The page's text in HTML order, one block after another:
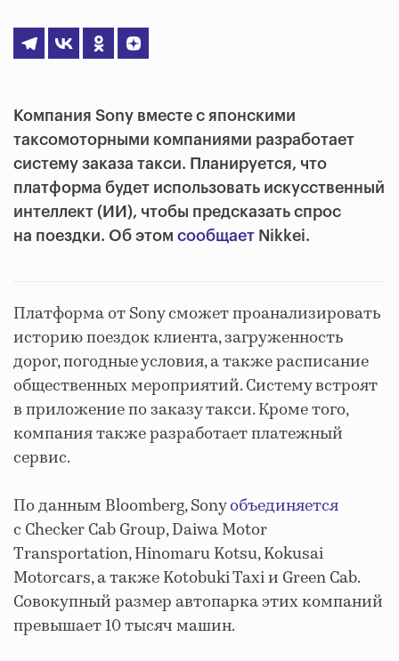
Компания Sony вместе с японскими
таксомоторными компаниями разработает
систему заказа такси. Планируется, что
платформа будет использовать искусственный
интеллект (ИИ), чтобы предсказать спрос
на поездки. Об этом сообщает Nikkei.
Платформа от Sony сможет проанализировать
историю поездок клиента, загруженность
дорог, погодные условия, а также расписание
общественных мероприятий. Систему встроят
в приложение по заказу такси. Кроме того,
компания также разработает платежный
сервис.
По данным Bloomberg, Sonyобъединяется
с Checker Cab Group, Daiwa Motor
Transportation, Hinomaru Kotsu, Kokusai
Motorcars, а также Kotobuki Taxi и Green Cab.
Совокупный размер автопарка этих компаний
превышает 10 тысяч машин.